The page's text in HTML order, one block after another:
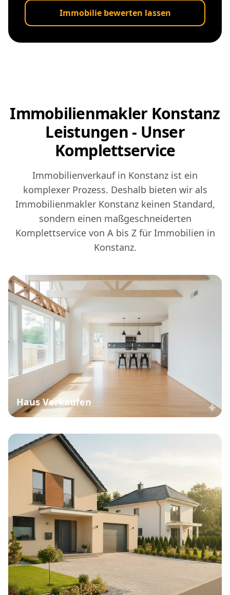
Immobilie bewerten lassen
Immobilienmakler Konstanz
Leistungen - Unser
Komplettservice
Immobilienverkauf in Konstanz ist ein
komplexer Prozess. Deshalb bieten wir als
Immobilienmakler Konstanz keinen Standard,
sondern einen maßgeschneiderten
Komplettservice von A bis Z für Immobilien in
Konstanz.
Haus Verkaufen